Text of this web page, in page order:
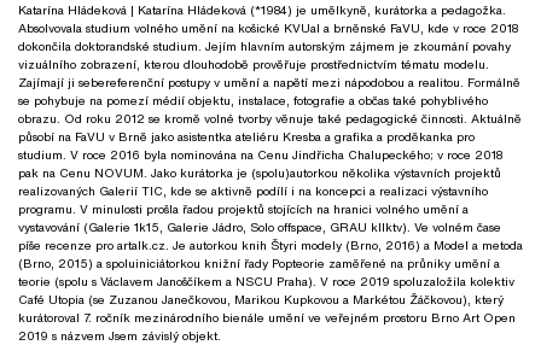
Katarína Hládeková | Katarína Hládeková (*1984) je umělkyně, kurátorka a pedagožka.
Absolvovala studium volného umění na košické KVUaI a brněnské FaVU, kde v roce 2018
dokončila doktorandské studium. Jejím hlavním autorským zájmem je zkoumání povahy
vizuálního zobrazení, kterou dlouhodobě prověřuje prostřednictvím tématu modelu.
Zajímají ji sebereferenční postupy v umění a napětí mezi nápodobou a realitou. Formálně
se pohybuje na pomezí médií objektu, instalace, fotografie a občas také pohyblivého
obrazu. Od roku 2012 se kromě volné tvorby věnuje také pedagogické činnosti. Aktuálně
působí na FaVU v Brně jako asistentka ateliéru Kresba a grafika a proděkanka pro
studium. V roce 2016 byla nominována na Cenu Jindřicha Chalupeckého; v roce 2018
pak na Cenu NOVUM. Jako kurátorka je (spolu)autorkou několika výstavních projektů
realizovaných Galerií TIC, kde se aktivně podílí i na koncepci a realizaci výstavního
programu. V minulosti prošla řadou projektů stojících na hranici volného umění a
vystavování (Galerie 1k15, Galerie Jádro, Solo offspace, GRAU kllktv). Ve volném čase
píše recenze pro artalk.cz. Je autorkou knih Štyri modely (Brno, 2016) a Model a metoda
(Brno, 2015) a spoluiniciátorkou knižní řady Popteorie zaměřené na průniky umění a
teorie (spolu s Václavem Janoščíkem a NSCU Praha). V roce 2019 spoluzaložila kolektiv
Café Utopia (se Zuzanou Janečkovou, Marikou Kupkovou a Markétou Žáčkovou), který
kurátoroval 7. ročník mezinárodního bienále umění ve veřejném prostoru Brno Art Open
2019 s názvem Jsem závislý objekt.